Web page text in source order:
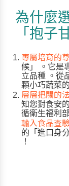
為什麼
「抱子
專屬培育的
候」
。它是
立品種 。從
顆小巧蔬菜
層層把關的
知您對食安
循衛生福利
輸入食品查
的「進口身
！